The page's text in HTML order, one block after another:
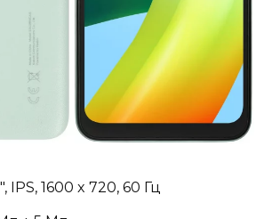
IPS, 1600 x 720, 60 Гц